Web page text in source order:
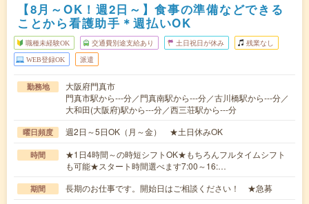
【8月～OK！週2日～】食事の準備などできる
ことから看護助手＊週払いOK
職種未経験OK 交通費別途支給あり 土日祝日が休み 残業なし
WEB登録OK 派遣
勤務地
大阪府門真市
門真市駅から---分／門真南駅から---分／古川橋駅から---分／
大和田(大阪府)駅から---分／西三荘駅から---分
曜日頻度 週2日～5日OK（月～金） ★土日休みOK
時間
★1日4時間～の時短シフトOK★もちろんフルタイムシフト
も可能★スタート時間選べます7:00～16:…
期間 長期のお仕事です。開始日はご相談ください！ ★急募